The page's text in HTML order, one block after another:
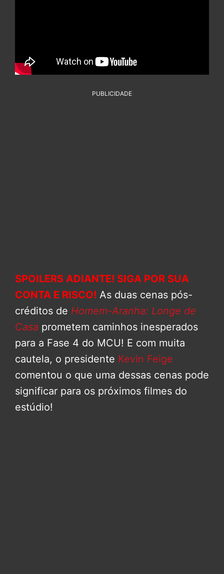
PUBLICIDADE
SPOILERS ADIANTE! SIGA POR SUA
CONTA E RISCO! As duas cenas pós-
créditos de Homem-Aranha: Longe de
Casa prometem caminhos inesperados
para a Fase 4 do MCU! E com muita
cautela, o presidente Kevin Feige
comentou o que uma dessas cenas pode
significar para os próximos filmes do
estúdio!